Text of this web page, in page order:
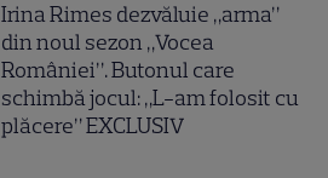
Irina Rimes dezvăluie „arma”
din noul sezon „Vocea
României”. Butonul care
schimbă jocul: „L-am folosit cu
plăcere” EXCLUSIV